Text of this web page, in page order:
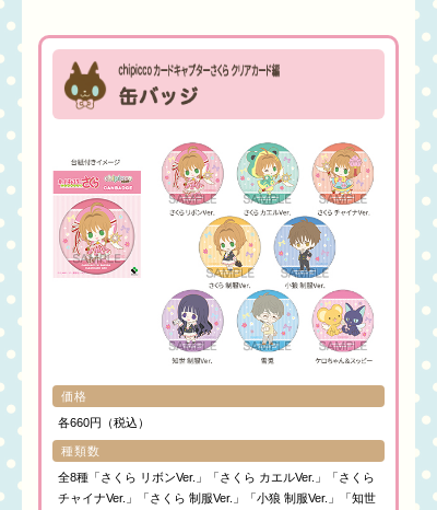
価格
各660円（税込）
種類数
全8種「さくら リボンVer.」「さくら カエルVer.」「さくら
チャイナVer.」「さくら 制服Ver.」「小狼 制服Ver.」「知世